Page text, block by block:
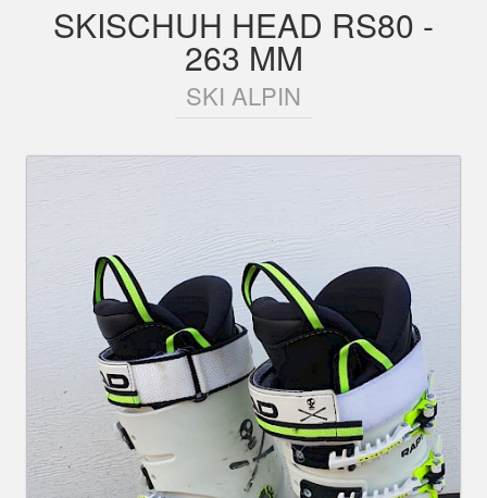
SKISCHUH HEAD RS80 -
263 MM
SKI ALPIN